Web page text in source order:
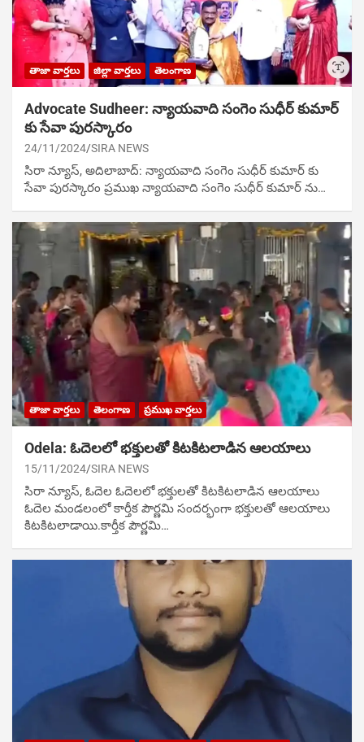
తాజా వార్తలు జిల్లా వార్తలు తెలంగాణ
Advocate Sudheer: న్యాయవాది సంగెం సుధీర్ కుమార్
కు సేవా పురస్కారం
24/11/2024 SIRA NEWS
సిరా న్యూస్, అదిలాబాద్: న్యాయవాది సంగెం సుధీర్ కుమార్ కు
సేవా పురస్కారం ప్రముఖ న్యాయవాది సంగెం సుధీర్ కుమార్ ను…
తాజా వార్తలు తెలంగాణ ప్రముఖ వార్తలు
Odela: ఓదెల‌లో భక్తులతో కిటకిటలాడిన ఆల‌యాలు
15/11/2024 SIRA NEWS
సిరా న్యూస్, ఓదెల‌ ఓదెల‌లో భక్తులతో కిటకిటలాడిన ఆల‌యాలు
ఓదెల మండలంలో కార్తీక పౌర్ణమి సందర్భంగా భక్తులతో ఆలయాలు
కిట‌కిట‌లాడాయి.కార్తీక పౌర్ణమి…